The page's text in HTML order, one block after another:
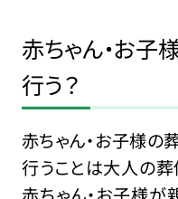
赤ちゃん・お子
行う？
赤ちゃん・お子様の
行うことは大人の葬